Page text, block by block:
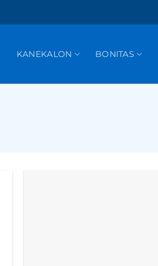
KANEKALON BONITAS